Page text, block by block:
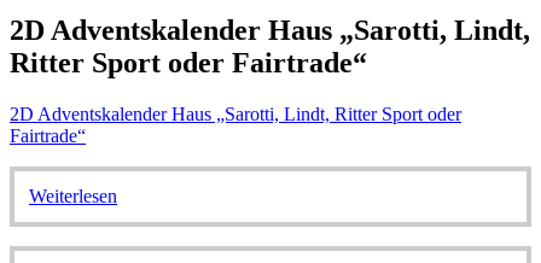
2D Adventskalender Haus „Sarotti, Lindt,
Ritter Sport oder Fairtrade“
2D Adventskalender Haus „Sarotti, Lindt, Ritter Sport oder
Fairtrade“
Weiterlesen